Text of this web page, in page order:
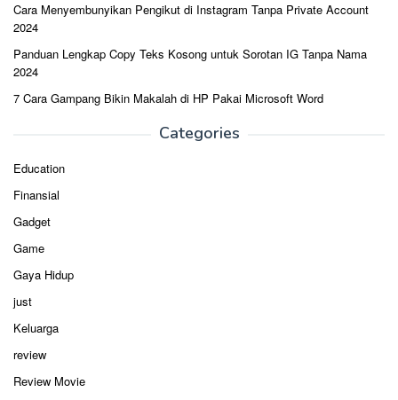
Cara Menyembunyikan Pengikut di Instagram Tanpa Private Account
2024
Panduan Lengkap Copy Teks Kosong untuk Sorotan IG Tanpa Nama
2024
7 Cara Gampang Bikin Makalah di HP Pakai Microsoft Word
Categories
Education
Finansial
Gadget
Game
Gaya Hidup
just
Keluarga
review
Review Movie